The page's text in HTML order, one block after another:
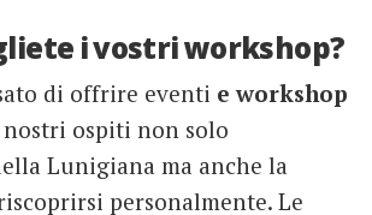
i vostri workshop?
di offrire eventi e workshop
ospiti non solo
Lunigiana ma anche la
personalmente. Le